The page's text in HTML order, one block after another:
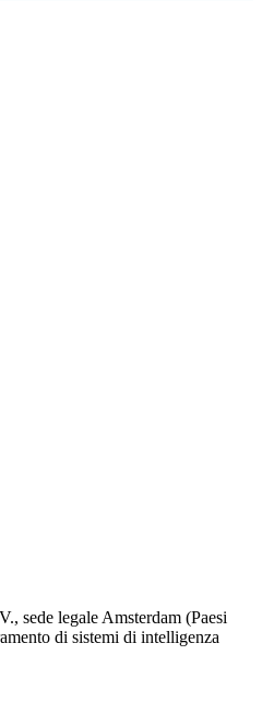
sede legale Amsterdam (Paesi
di sistemi di intelligenza